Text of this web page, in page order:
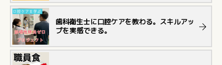
歯科衛生士に口腔ケアを教わる。スキルアッ
プを実感できる。